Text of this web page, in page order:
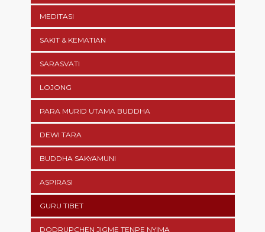
MEDITASI
SAKIT & KEMATIAN
SARASVATI
LOJONG
PARA MURID UTAMA BUDDHA
DEWI TARA
BUDDHA SAKYAMUNI
ASPIRASI
GURU TIBET
DODRUPCHEN JIGME TENPE NYIMA